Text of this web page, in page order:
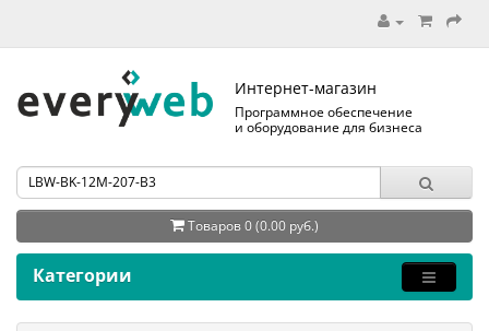
Интернет-магазин
Программное обеспечение
и оборудование для бизнеса
Товаров 0 (0.00 руб.)
Категории